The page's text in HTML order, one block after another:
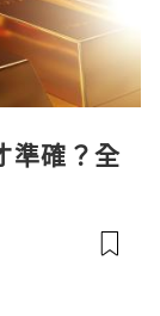
準確？全